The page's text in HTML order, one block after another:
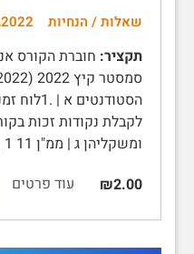
שאלות / הנחיות 2022ג
תקציר:
ומשקליהן ג | ממ"ן 11 1 | ממ"ן 12 5 …
₪2.00
עוד פרטים